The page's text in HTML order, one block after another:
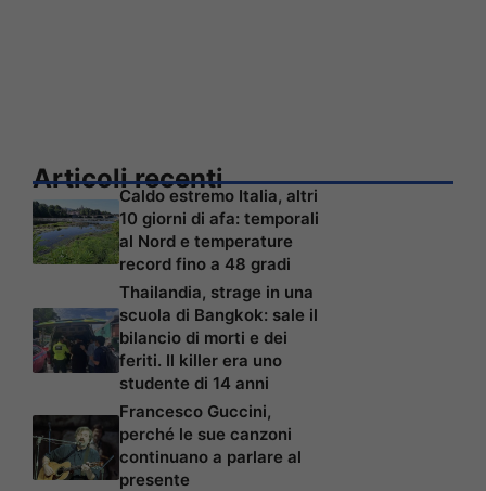
Articoli recenti
Caldo estremo Italia, altri
10 giorni di afa: temporali
al Nord e temperature
record fino a 48 gradi
Thailandia, strage in una
scuola di Bangkok: sale il
bilancio di morti e dei
feriti. Il killer era uno
studente di 14 anni
Francesco Guccini,
perché le sue canzoni
continuano a parlare al
presente